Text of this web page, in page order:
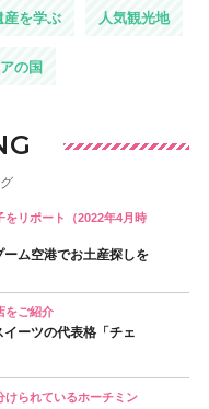
産を学ぶ 人気観光地
の国
をリポート（2022年4月時
ム空港でお土産探しを
をご紹介
ーツの代表格「チェ
けられているホーチミン